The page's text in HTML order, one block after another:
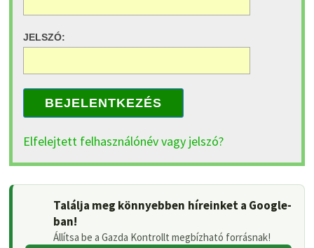
JELSZÓ:
BEJELENTKEZÉS
Elfelejtett felhasználónév vagy jelszó?
Találja meg könnyebben híreinket a Google-
ban!
Állítsa be a Gazda Kontrollt megbízható forrásnak!